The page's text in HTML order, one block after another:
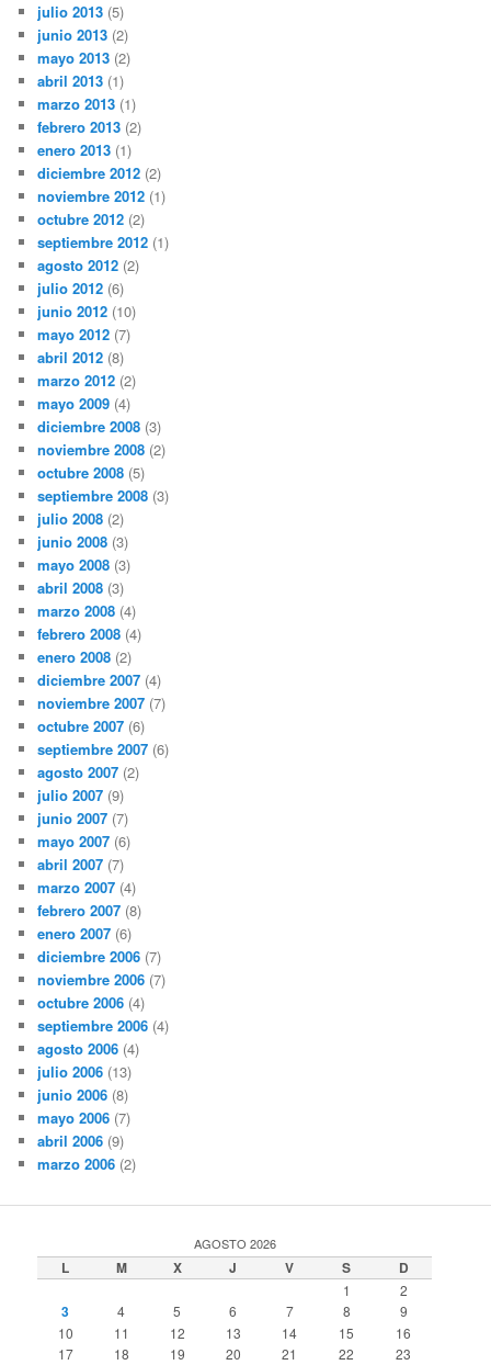
julio 2013 (5)
junio 2013 (2)
mayo 2013 (2)
abril 2013 (1)
marzo 2013 (1)
febrero 2013 (2)
enero 2013 (1)
diciembre 2012 (2)
noviembre 2012 (1)
octubre 2012 (2)
septiembre 2012 (1)
agosto 2012 (2)
julio 2012 (6)
junio 2012 (10)
mayo 2012 (7)
abril 2012 (8)
marzo 2012 (2)
mayo 2009 (4)
diciembre 2008 (3)
noviembre 2008 (2)
octubre 2008 (5)
septiembre 2008 (3)
julio 2008 (2)
junio 2008 (3)
mayo 2008 (3)
abril 2008 (3)
marzo 2008 (4)
febrero 2008 (4)
enero 2008 (2)
diciembre 2007 (4)
noviembre 2007 (7)
octubre 2007 (6)
septiembre 2007 (6)
agosto 2007 (2)
julio 2007 (9)
junio 2007 (7)
mayo 2007 (6)
abril 2007 (7)
marzo 2007 (4)
febrero 2007 (8)
enero 2007 (6)
diciembre 2006 (7)
noviembre 2006 (7)
octubre 2006 (4)
septiembre 2006 (4)
agosto 2006 (4)
julio 2006 (13)
junio 2006 (8)
mayo 2006 (7)
abril 2006 (9)
marzo 2006 (2)
AGOSTO 2026
L M X J V S D
1 2
3 4 5 6 7 8
9
10
11 12 13 14 15
16
17
18 19 20 21 22
23